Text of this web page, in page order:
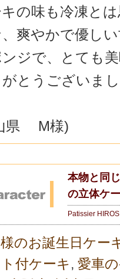
の味も冷凍と
、爽やかで優し
ンジで、とても
とうございま
県 M様)
本物と同
の立体ケ
Patissier
のお誕生日ケー
付ケーキ , 愛車